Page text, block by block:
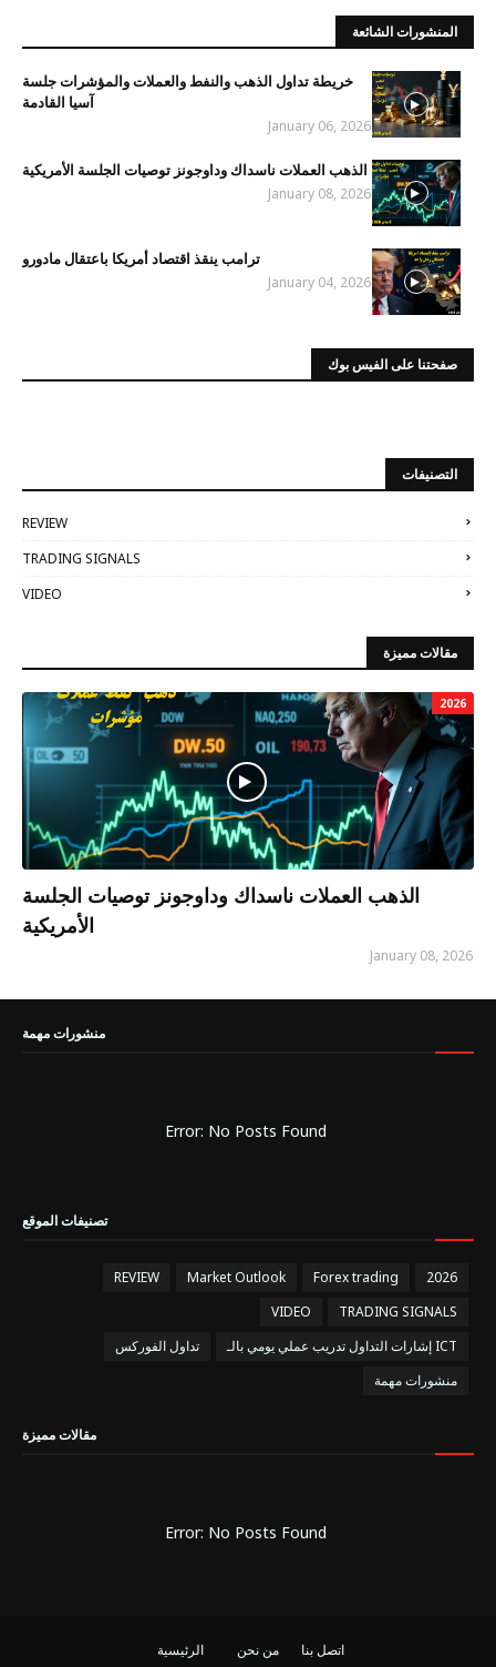
المنشورات الشائعة
خريطة تداول الذهب والنفط والعملات والمؤشرات جلسة
آسيا القادمة
January 06, 2026
الذهب العملات ناسداك وداوجونز توصيات الجلسة الأمريكية
January 08, 2026
ترامب ينقذ اقتصاد أمريكا باعتقال مادورو
January 04, 2026
صفحتنا على الفيس بوك
التصنيفات
REVIEW
TRADING SIGNALS
VIDEO
مقالات مميزة
2026
الذهب العملات ناسداك وداوجونز توصيات الجلسة
الأمريكية
January 08, 2026
منشورات مهمة
Error: No Posts Found
تصنيفات الموقع
2026
Forex trading
Market Outlook
REVIEW
TRADING SIGNALS
VIDEO
إشارات التداول تدريب عملي يومي بالـ ICT
تداول الفوركس
منشورات مهمة
مقالات مميزة
Error: No Posts Found
الرئيسية من نحن اتصل بنا